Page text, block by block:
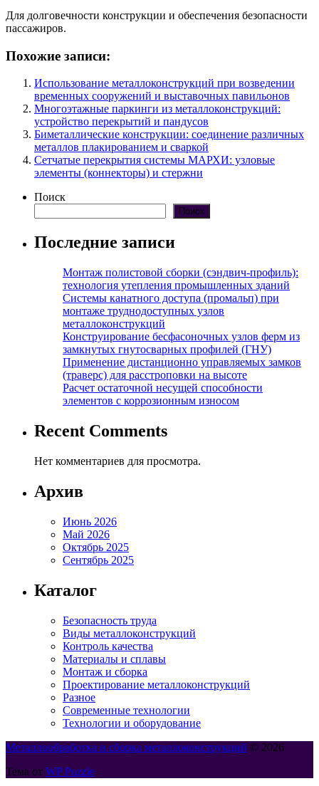
Для долговечности конструкции и обеспечения безопасности
пассажиров.
Похожие записи:
Использование металлоконструкций при возведении
временных сооружений и выставочных павильонов
Многоэтажные паркинги из металлоконструкций:
устройство перекрытий и пандусов
Биметаллические конструкции: соединение различных
металлов плакированием и сваркой
Сетчатые перекрытия системы МАРХИ: узловые
элементы (коннекторы) и стержни
Поиск
Поиск
Последние записи
Монтаж полистовой сборки (сэндвич-профиль):
технология утепления промышленных зданий
Системы канатного доступа (промальп) при
монтаже труднодоступных узлов
металлоконструкций
Конструирование бесфасоночных узлов ферм из
замкнутых гнутосварных профилей (ГНУ)
Применение дистанционно управляемых замков
(траверс) для расстроповки на высоте
Расчет остаточной несущей способности
элементов с коррозионным износом
Recent Comments
Нет комментариев для просмотра.
Архив
Июнь 2026
Май 2026
Октябрь 2025
Сентябрь 2025
Каталог
Безопасность труда
Виды металлоконструкций
Контроль качества
Материалы и сплавы
Монтаж и сборка
Проектирование металлоконструкций
Разное
Современные технологии
Технологии и оборудование
Металлообработка и сборка металлоконструкций © 2026
Тема от WP Puzzle